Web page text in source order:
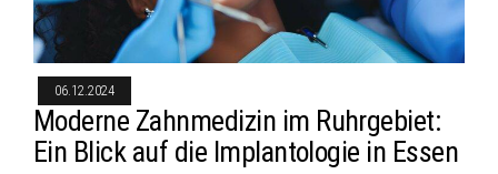
06.12.2024
Moderne Zahnmedizin im Ruhrgebiet:
Ein Blick auf die Implantologie in Essen